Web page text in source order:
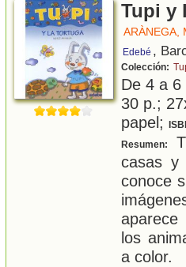
Tupi y
ARÀNEGA,
Edebé ,
Colección:
De 4 a
30 p.;
papel;
Resumen:
casas y
conoce
los
a color.